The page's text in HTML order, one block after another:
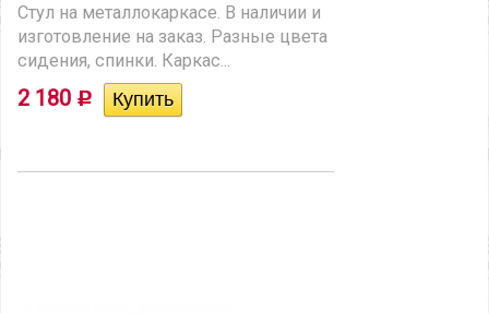
Стул на металлокаркасе. В наличии и
изготовление на заказ. Разные цвета
сидения, спинки. Каркас...
2 180 Р